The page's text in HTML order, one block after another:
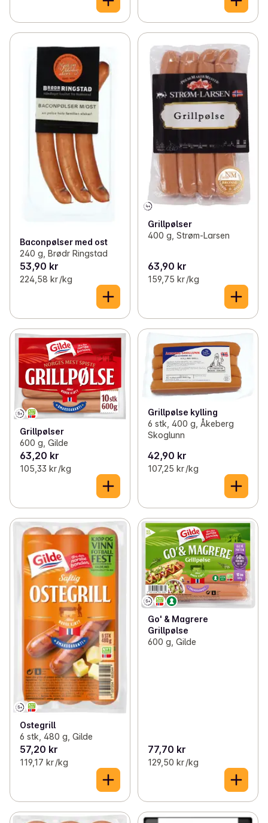
Baconpølser med ost
240 g, Brødr Ringstad
53,90 kr
224,58 kr /kg
Grillpølser
400 g, Strøm-Larsen
63,90 kr
159,75 kr /kg
Grillpølser
600 g, Gilde
63,20 kr
105,33 kr /kg
Grillpølse kylling
6 stk, 400 g, Åkeberg
Skoglunn
42,90 kr
107,25 kr /kg
Ostegrill
6 stk, 480 g, Gilde
57,20 kr
119,17 kr /kg
Go' & Magrere
Grillpølse
600 g, Gilde
77,70 kr
129,50 kr /kg